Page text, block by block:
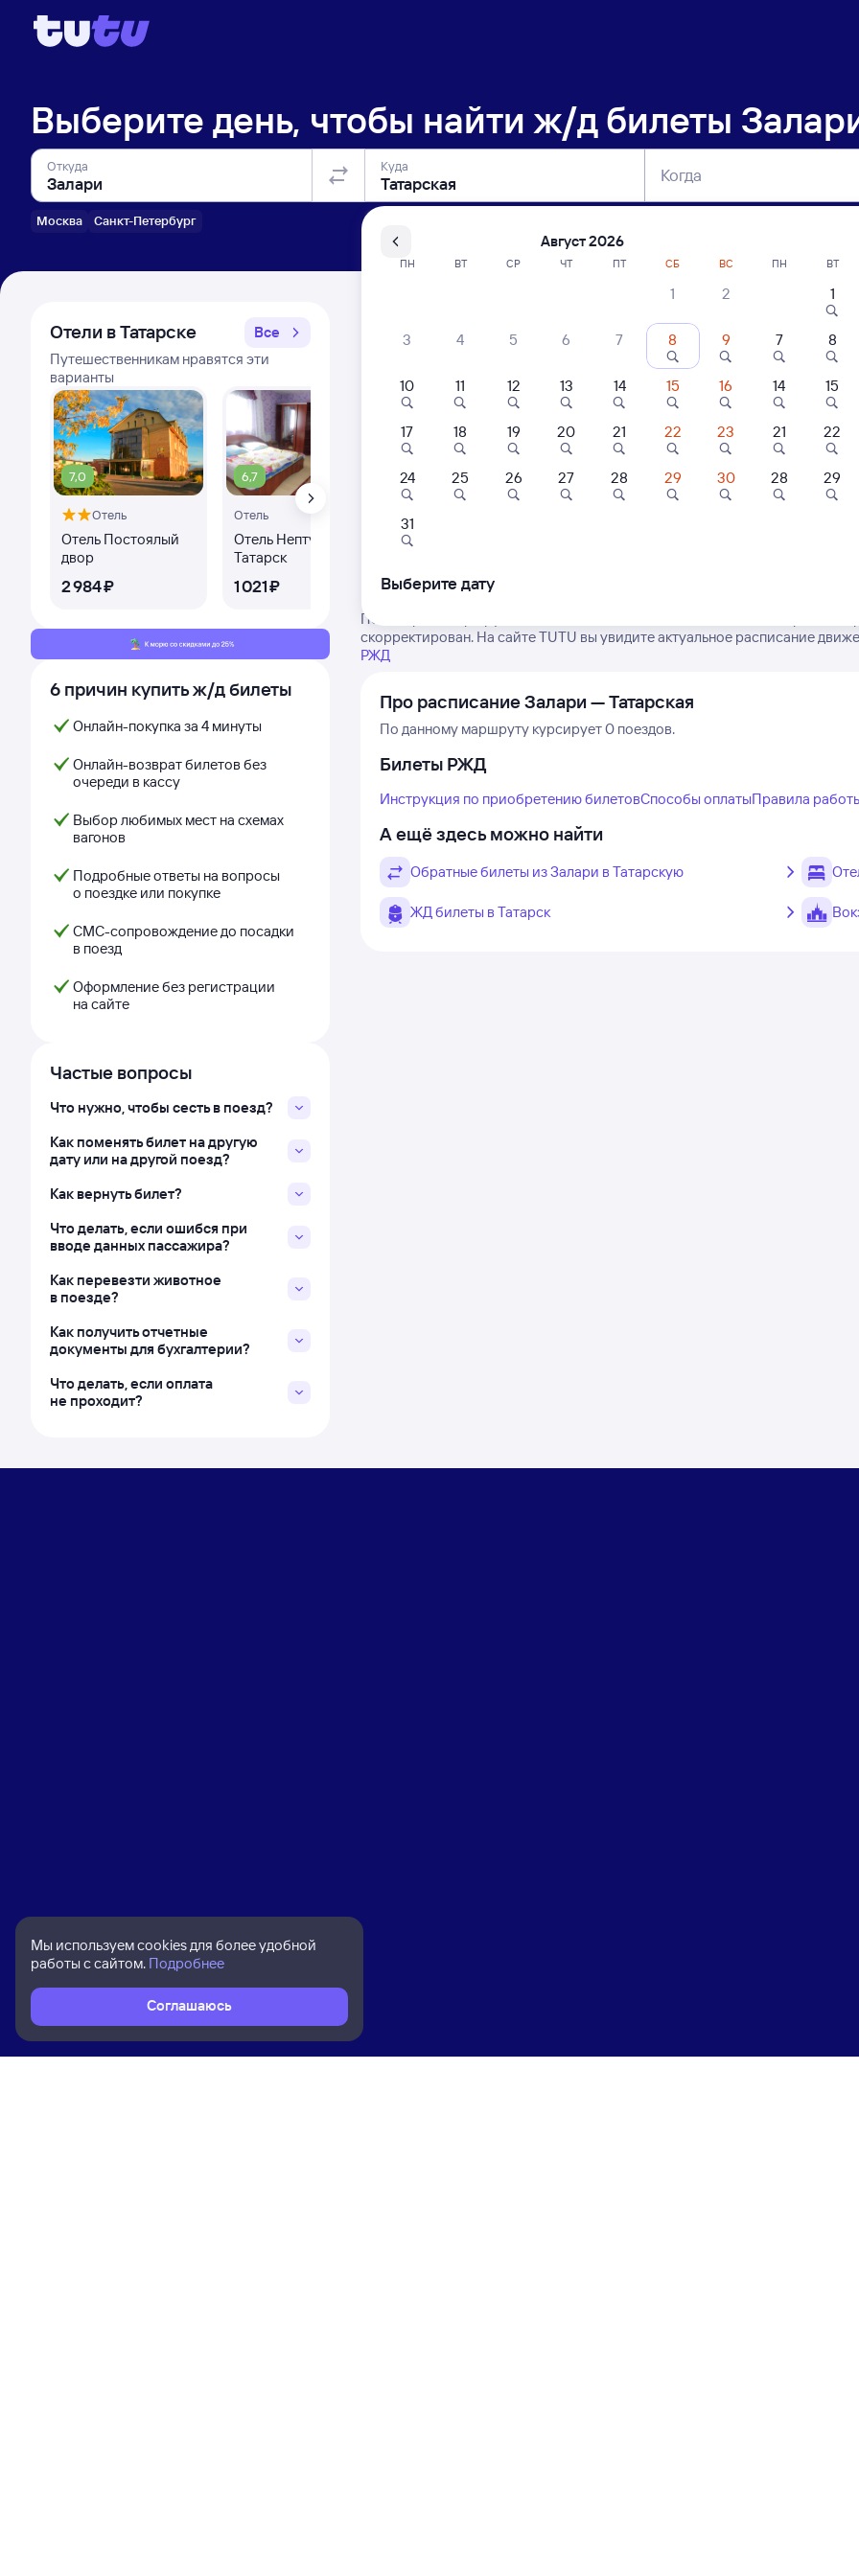
Выберите день, чтобы найти ж/д билеты
Откуда
Москва Санкт-Петербург
Куда Когда
Отели в Татарске
Все
Путешественникам нравятся эти
варианты
7,0
Отель
Отель Постоялый
двор
2 ⁠984 ⁠₽
6,7
Отель
Отель Нептун
Татарск
1 ⁠021 ⁠₽
Показать
6 причин купить ж/д билеты
Онлайн-покупка за 4 минуты
Онлайн-возврат билетов без
очереди в кассу
Выбор любимых мест на схемах
вагонов
Подробные ответы на вопросы
о поездке или покупке
СМС-сопровождение до посадки
в поезд
Оформление без регистрации
на сайте
Частые вопросы
Что нужно, чтобы сесть в поезд?
Как поменять билет на другую
дату или на другой поезд?
Как вернуть билет?
Что делать, если ошибся при
вводе данных пассажира?
Как перевезти животное
в поезде?
Как получить отчетные
документы для бухгалтерии?
Что делать, если оплата
не проходит?
Расписание поездов Залари — Татарская
Нет рейсов по этому
Посмотрите маршрут поездов дальнего следования РЖД из Залари в
скорректирован. На сайте TUTU вы увидите актуальное расписание
РЖД
Про расписание Залари — Татарская
По данному маршруту курсирует 0 поездов.
Билеты РЖД
Инструкция по приобретению билетовСпособы оплатыПравила
А ещё здесь можно найти
Обратные билеты из Залари в Татарскую
ЖД билеты в Татарск
Мы используем cookies для более удобной
работы с сайтом. Подробнее
Соглашаюсь
Август 2026
ПН ВТ СР ЧТ ПТ СБ ВС
1 2
3 4 5 6 7 8 9
10 11 12 13 14 15 16
17 18 19 20 21 22 23
24 25 26 27 28 29 30
31
ПН ВТ
1
7 8
14 15
21 22
28 29
Выберите дату